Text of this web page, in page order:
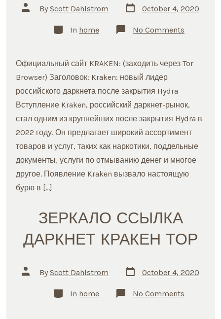
Post
author
By Scott Dahlstrom
Post
date
October 4, 2020
Categories
In home No Comments
DARKNET
KRAKEN
Официальный сайт KRAKEN: (заходить через Tor
Browser) Заголовок: Kraken: новый лидер
российского даркнета после закрытия Hydra
Вступление Kraken, российский даркнет-рынок,
стал одним из крупнейших после закрытия Hydra в
2022 году. Он предлагает широкий ассортимент
товаров и услуг, таких как наркотики, поддельные
документы, услуги по отмыванию денег и многое
другое. Появление Kraken вызвало настоящую
бурю в […]
ЗЕРКАЛО ССЫЛКА
ДАРКНЕТ КРАКЕН ТОР
Post
author
By Scott Dahlstrom
Post
date
October 4, 2020
Categories
In home No Comments